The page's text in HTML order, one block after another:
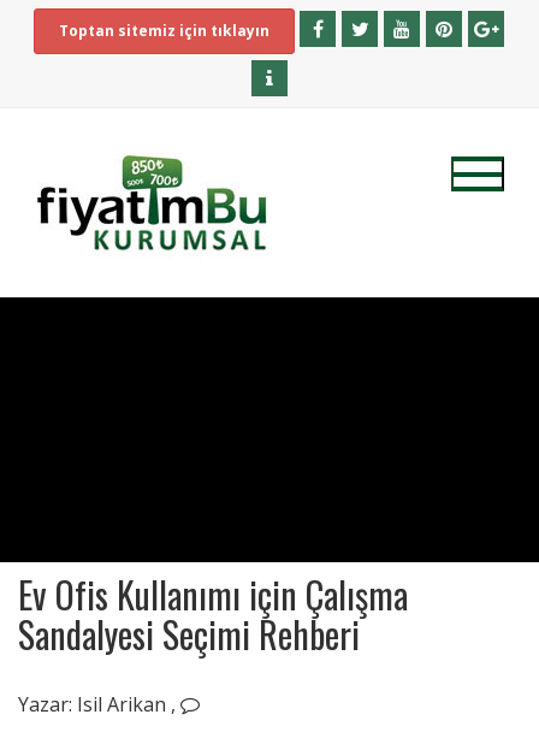
Toptan sitemiz için tıklayın
Ev Ofis Kullanımı için Çalışma
Sandalyesi Seçimi Rehberi
Yazar: Isil Arikan ,
11,
2020